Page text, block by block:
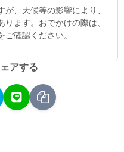
、天候等の影響により、
ます。おでかけの際は、
確認ください。
アする